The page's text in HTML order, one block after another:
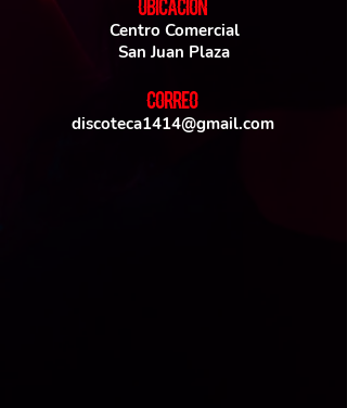
UBICACIoN
Centro Comercial
San Juan Plaza
CORREO
discoteca1414@gmail.com